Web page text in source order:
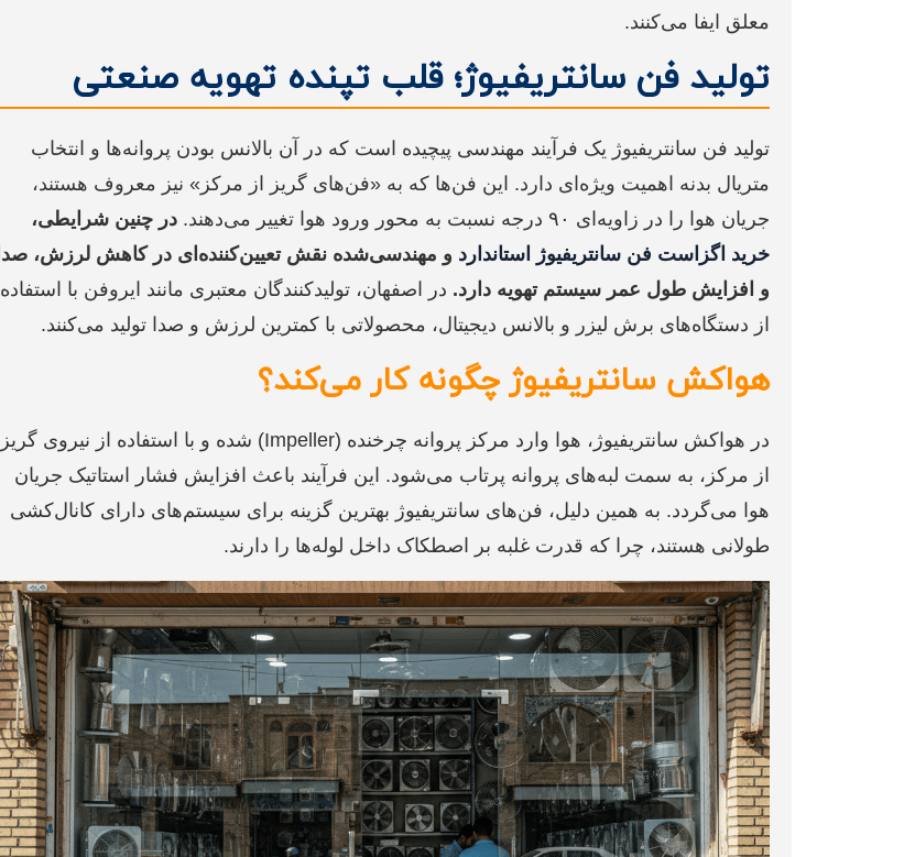
معلق ایفا می‌کنند.
تولید فن سانتریفیوژ؛ قلب تپنده تهویه صنعتی
تولید فن سانتریفیوژ یک فرآیند مهندسی پیچیده است که در آن بالانس بودن پروانه‌ها و انتخاب
متریال بدنه اهمیت ویژه‌ای دارد. این فن‌ها که به «فن‌های گریز از مرکز» نیز معروف هستند،
جریان هوا را در زاویه‌ای ۹۰ درجه نسبت به محور ورود هوا تغییر می‌دهند.
در چنین شرایطی،
خرید اگزاست فن سانتریفیوژ استاندارد و مهندسی‌شده نقش تعیین‌کننده‌ای در کاهش لرزش، صدا
و افزایش طول عمر سیستم تهویه دارد. در اصفهان، تولیدکنندگان معتبری مانند ایروفن با استفاده
از دستگاه‌های برش لیزر و بالانس دیجیتال، محصولاتی با کمترین لرزش و صدا تولید می‌کنند.
هواکش سانتریفیوژ چگونه کار می‌کند؟
در هواکش سانتریفیوژ، هوا وارد مرکز پروانه چرخنده (Impeller) شده و با استفاده از نیروی گریز
از مرکز، به سمت لبه‌های پروانه پرتاب می‌شود. این فرآیند باعث افزایش فشار استاتیک جریان
هوا می‌گردد. به همین دلیل، فن‌های سانتریفیوژ بهترین گزینه برای سیستم‌های دارای کانال‌کشی
طولانی هستند، چرا که قدرت غلبه بر اصطکاک داخل لوله‌ها را دارند.